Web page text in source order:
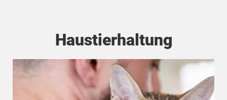
Haustierhaltung